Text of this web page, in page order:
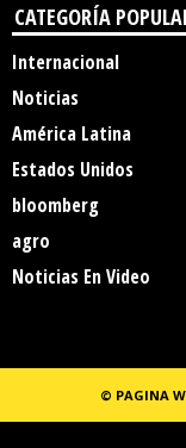
CATEGORÍA
Internacional
Noticias
América Latina
Estados Unidos
bloomberg
agro
Noticias En Video
© PAGINA